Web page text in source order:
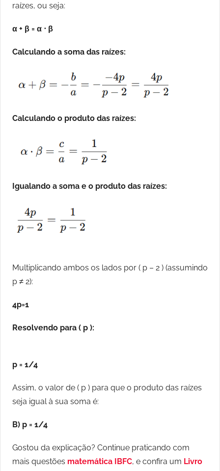
raízes, ou seja:
α + β = α ⋅ β
Calculando a soma das raízes:
Calculando o produto das raízes:
Igualando a soma e o produto das raízes:
Multiplicando ambos os lados por ( p – 2 ) (assumindo
p ≠ 2):
4p=1
Resolvendo para ( p ):
p = 1/4
Assim, o valor de ( p ) para que o produto das raízes
seja igual à sua soma é:
B) p = 1/4
Gostou da explicação? Continue praticando com
mais questões matemática IBFC, e confira um Livro